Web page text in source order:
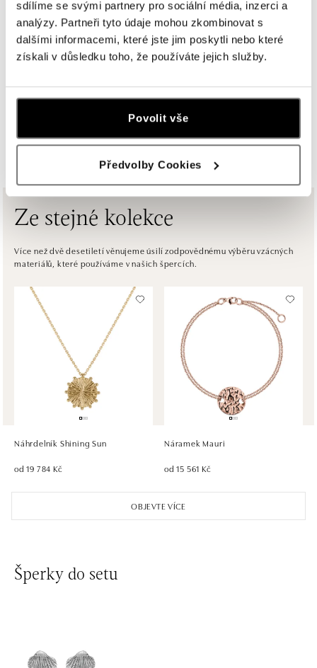
sdílíme se svými partnery pro sociální média, inzerci a
analýzy. Partneři tyto údaje mohou zkombinovat s
dalšími informacemi, které jste jim poskytli nebo které
získali v důsledku toho, že používáte jejich služby.
Povolit vše
Předvolby Cookies
tel.: +420735703904
zítra otevřeno od 09:00
ALOve Westfield, Praha 4 - Chodov
tel.: +420730524389
ALOve OC Aupark, Bratislava
Einsteinova 3541/18, 851 01 Bratislava
ALOve OC Eurovea, Bratislava
Pribinova 8, 811 09 Bratislava
tel.: +421917090467
HALADA OC Avion, Bratislava
Ivanská cesta 16, 821 04 Bratislava
tel.: +421 917 090 372
zítra otevřeno od 09:00
HALADA OC Eurovea, Bratislava
Pribinova 8, 811 09 Bratislava
zítra otevřeno od 10:00
ZOBRAZIT VŠECHNY BUTIKY
Ze stejné kolekce
Více než dvě desetiletí věnujeme úsilí zodpovědnému výběru vzácných
materiálů, které používáme v našich špercích.
OBJEVTE VÍCE
Náhrdelník Shining Sun
od 19 784 Kč
Náramek Mauri
od 15 561 Kč
Šperky do setu